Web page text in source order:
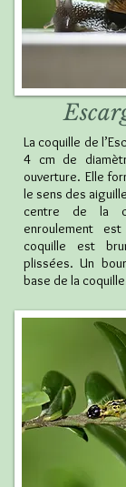
La coquille de
4 cm de
ouverture. Elle
le sens des
centre de la
enroulement
coquille est
plissées. Un
base de la